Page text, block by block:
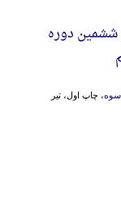
دوره
، چاپ اول، تیر